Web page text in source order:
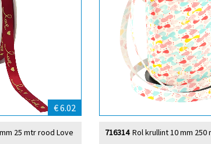
€ 6.02
25 mtr rood Love Rol krullint 10 mm 250
716314